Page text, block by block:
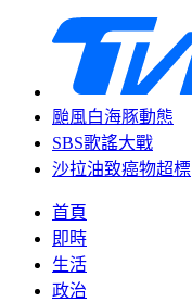
颱風白海豚動態
SBS歌謠大戰
沙拉油致癌物超標
首頁
即時
生活
政治